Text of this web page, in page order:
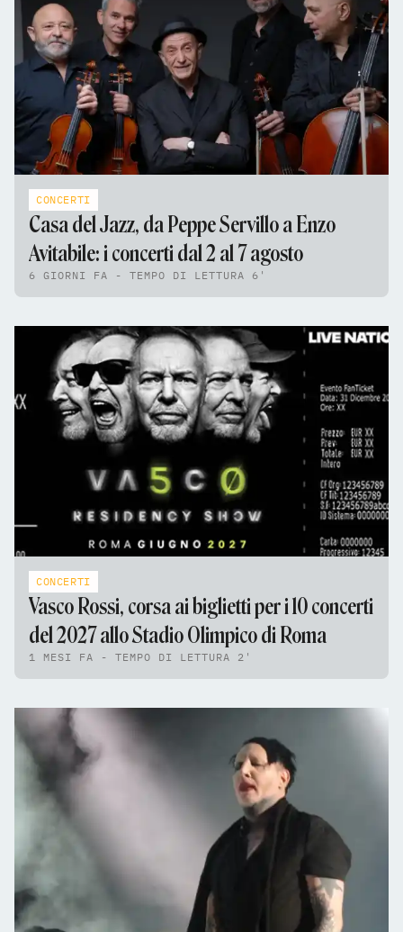
CONCERTI
Casa del Jazz, da Peppe Servillo a Enzo
Avitabile: i concerti dal 2 al 7 agosto
6 GIORNI FA - TEMPO DI LETTURA 6'
CONCERTI
Vasco Rossi, corsa ai biglietti per i 10 concerti
del 2027 allo Stadio Olimpico di Roma
1 MESI FA - TEMPO DI LETTURA 2'